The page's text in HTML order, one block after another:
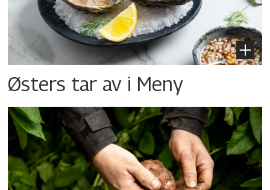
Østers tar av i Meny